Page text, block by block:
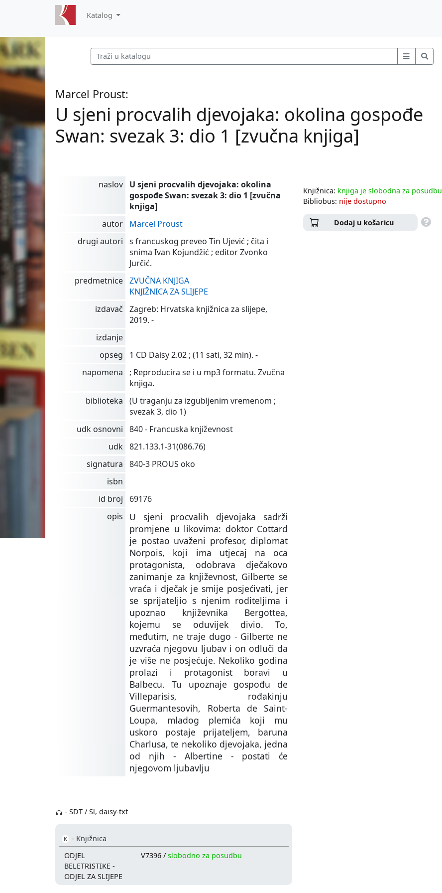
Katalog
Marcel Proust:
U sjeni procvalih djevojaka: okolina gospođe
Swan: svezak 3: dio 1 [zvučna knjiga]
naslov
U sjeni procvalih djevojaka: okolina
gospođe Swan: svezak 3: dio 1 [zvučna
knjiga]
autor
Marcel Proust
drugi autori
s francuskog preveo Tin Ujević ; čita i
snima Ivan Kojundžić ; editor Zvonko
Jurčić.
predmetnice
ZVUČNA KNJIGA
KNJIŽNICA ZA SLIJEPE
izdavač
Zagreb: Hrvatska knjižnica za slijepe,
2019. -
izdanje
opseg
1 CD Daisy 2.02 ; (11 sati, 32 min). -
napomena
; Reproducira se i u mp3 formatu. Zvučna
knjiga.
biblioteka
(U traganju za izgubljenim vremenom ;
svezak 3, dio 1)
udk osnovni
840 - Francuska književnost
udk
821.133.1-31(086.76)
signatura
840-3 PROUS oko
isbn
id broj
69176
opis
U sjeni procvalih djevojaka sadrži
promjene u likovima: doktor Cottard
je postao uvaženi profesor, diplomat
Norpois, koji ima utjecaj na oca
protagonista, odobrava dječakovo
zanimanje za književnost, Gilberte se
vraća i dječak je smije posjećivati, jer
se sprijateljio s njenim roditeljima i
upoznao književnika Bergottea,
kojemu se oduvijek divio. To,
međutim, ne traje dugo - Gilberte ne
uzvraća njegovu ljubav i on odluči da
je više ne posjećuje. Nekoliko godina
prolazi i protagonist boravi u
Balbecu. Tu upoznaje gospođu de
Villeparisis, rođakinju
Guermantesovih, Roberta de Saint-
Loupa, mladog plemića koji mu
uskoro postaje prijateljem, baruna
Charlusa, te nekoliko djevojaka, jedna
od njih - Albertine - postati će
njegovom ljubavlju
- SDT / Sl, daisy-txt
K - Knjižnica
ODJEL
BELETRISTIKE -
ODJEL ZA SLIJEPE
V7396 / slobodno za posudbu
Knjižnica: knjiga je slobodna za posudbu
Bibliobus: nije dostupno
Dodaj u košaricu